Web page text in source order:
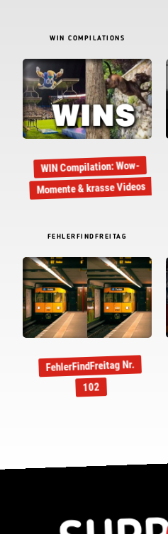
WIN COMPILATIONS
WIN Compilation: Wow-
Momente & krasse Videos
FEHLERFINDFREITAG
FehlerFindFreitag Nr.
102